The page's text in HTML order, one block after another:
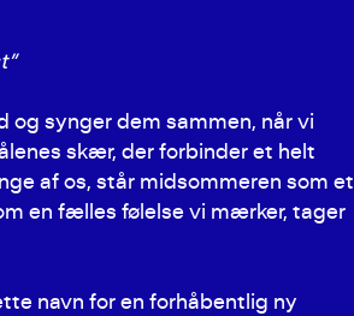
og synger dem sammen, når vi
skær, der forbinder et helt
af os, står midsommeren som et
en fælles følelse vi mærker, tager
navn for en forhåbentlig ny